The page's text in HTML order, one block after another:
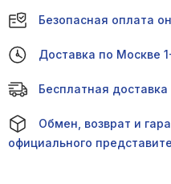
Безопасная оплата
Доставка по Москве
Бесплатная
Обмен, возврат и
официального